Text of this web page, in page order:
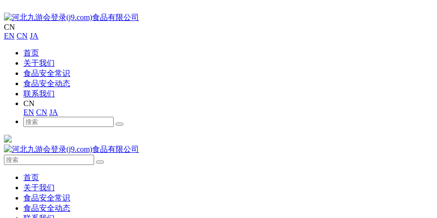
CN
EN CN JA
首页
关于我们
食品安全常识
食品安全动态
联系我们
CN
EN CN JA
首页
关于我们
食品安全常识
食品安全动态